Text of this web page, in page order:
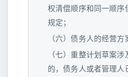
权清偿顺序和同一顺序
规定；
（六）债务人的经营方
（七）重整计划草案
的，债务人或者管理